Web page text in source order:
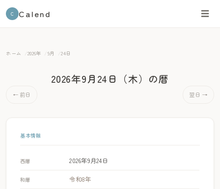
C Calend ☰
ホーム 2026年 9月 24日
← 前日
2026年9月24日（木） の暦
翌日 →
基本情報
西暦 2026年9月24日
和暦 令和8年